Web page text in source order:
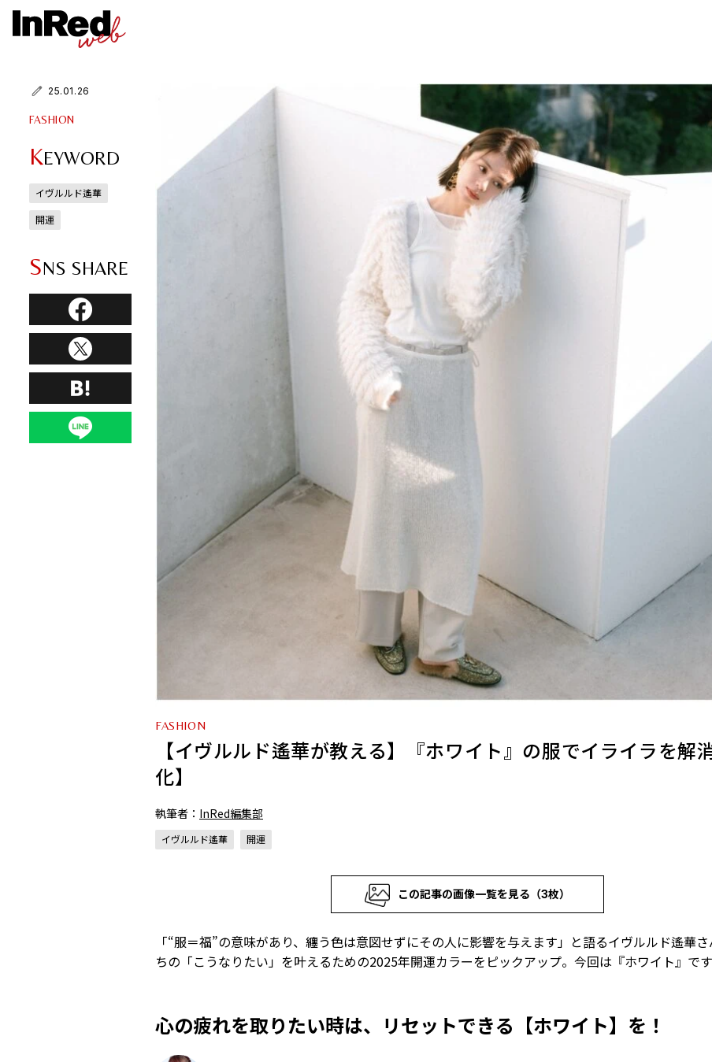
FASHION
【イヴルルド遙華が教える】『ホワイト』の服でイライラを解
化】
執筆者： InRed編集部
イヴルルド遙華 開運
この記事の画像一覧を見る（3枚）
「“服＝福”の意味があり、纏う色は意図せずにその人に影響を与えます」と語るイヴルルド遙華
ちの「こうなりたい」を叶えるための2025年開運カラーをピックアップ。今回は『ホワイト』です
心の疲れを取りたい時は、リセットできる【ホワイト】を！
25.01.26
FASHION
KEYWORD
イヴルルド遙華
開運
SNS SHARE